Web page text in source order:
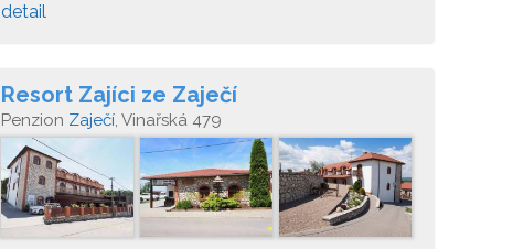
detail
Resort Zajíci ze Zaječí
Penzion Zaječí, Vinařská 479